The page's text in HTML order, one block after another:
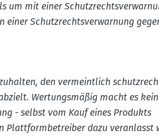
um mit einer
einer Schutz­rechts­ver­warnung
den vermeintlich
Wertungs­mäßig macht es
- selbst vom Kauf eines Produkts
Platt­form­be­treiber dazu veran­lasst